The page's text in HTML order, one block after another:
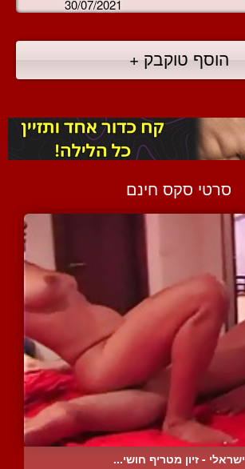
30/07/2021
הוסף טוקבק +
סרטי סקס חינם
ישראלי - זיון מטריף חושי...